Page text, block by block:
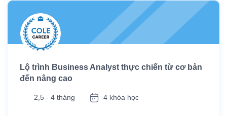
Lộ trình Business Analyst thực chiến từ cơ bản
đến nâng cao
2,5 - 4 tháng 4 khóa học